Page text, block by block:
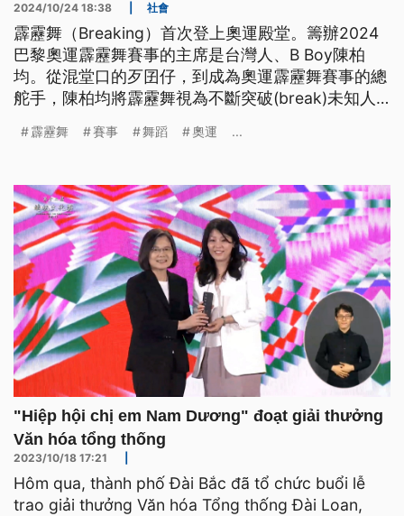
2024/10/24 18:38 社會
霹靂舞（Breaking）首次登上奧運殿堂。籌辦2024
巴黎奧運霹靂舞賽事的主席是台灣人、B Boy陳柏
均。從混堂口的歹囝仔，到成為奧運霹靂舞賽事的總
舵手，陳柏均將霹靂舞視為不斷突破(break)未知人
霹靂舞 賽事 舞蹈 奧運 ...
"Hiệp hội chị em Nam Dương" đoạt giải thưởng
Văn hóa tổng thống
2023/10/18 17:21
Hôm qua, thành phố Đài Bắc đã tổ chức buổi lễ
trao giải thưởng Văn hóa Tổng thống Đài Loan,